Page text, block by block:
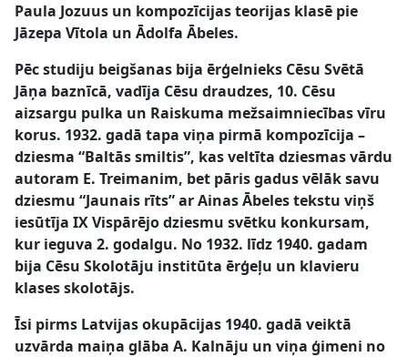
Paula Jozuus un kompozīcijas teorijas klasē pie
Jāzepa Vītola un Ādolfa Ābeles.
Pēc studiju beigšanas bija ērģelnieks Cēsu Svētā
Jāņa baznīcā, vadīja Cēsu draudzes, 10. Cēsu
aizsargu pulka un Raiskuma mežsaimniecības vīru
korus. 1932. gadā tapa viņa pirmā kompozīcija –
dziesma “Baltās smiltis”, kas veltīta dziesmas vārdu
autoram E. Treimanim, bet pāris gadus vēlāk savu
dziesmu “Jaunais rīts” ar Ainas Ābeles tekstu viņš
iesūtīja IX Vispārējo dziesmu svētku konkursam,
kur ieguva 2. godalgu. No 1932. līdz 1940. gadam
bija Cēsu Skolotāju institūta ērģeļu un klavieru
klases skolotājs.
Īsi pirms Latvijas okupācijas 1940. gadā veiktā
uzvārda maiņa glāba A. Kalnāju un viņa ģimeni no